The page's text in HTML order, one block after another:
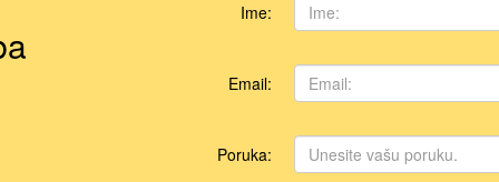
Ime:
Email:
Poruka: